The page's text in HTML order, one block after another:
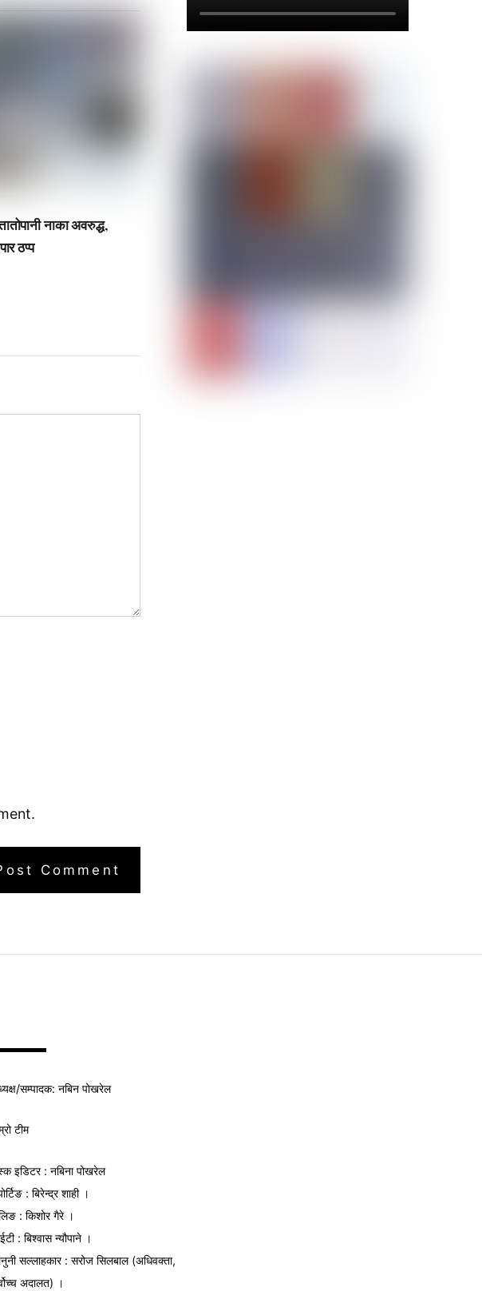
नाका अवरुद्ध,
ठप्प
सम्पादक: नबिन पोखरेल
टीम
इडिटर : नबिना पोखरेल
: बिरेन्द्र शाही ।
: किशोर गैरे ।
: बिश्वास न्यौपाने ।
सल्लाहकार : सरोज सिलबाल (अधिवक्ता,
अदालत) ।